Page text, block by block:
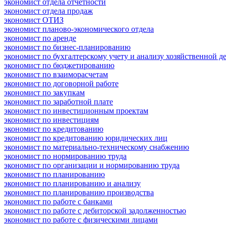
экономист отдела продаж
экономист ОТИЗ
экономист планово-экономического отдела
экономист по аренде
экономист по бизнес-планированию
экономист по бухгалтерскому учету и анализу хозяйственной
экономист по бюджетированию
экономист по взаиморасчетам
экономист по договорной работе
экономист по закупкам
экономист по заработной плате
экономист по инвестиционным проектам
экономист по инвестициям
экономист по кредитованию
экономист по кредитованию юридических лиц
экономист по материально-техническому снабжению
экономист по нормированию труда
экономист по организации и нормированию труда
экономист по планированию
экономист по планированию и анализу
экономист по планированию производства
экономист по работе с банками
экономист по работе с дебиторской задолженностью
экономист по работе с физическими лицами